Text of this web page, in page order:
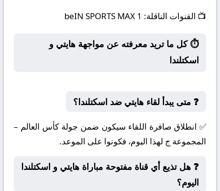
📺 القنوات الناقلة:
⏱️ كل ما تريد معرفته عن مواجهة هايتي و
اسكتلندا
❓ متى يبدأ لقاء هايتي ضد اسكتلندا؟
✅ انطلاق صافرة اللقاء سيكون ضمن جولة كأس العالم –
المجموعة ج لهذا اليوم، فكونوا على الموعد.
❓ هل تذيع أي قناة مفتوحة مباراة هايتي و اسكتلندا
اليوم؟